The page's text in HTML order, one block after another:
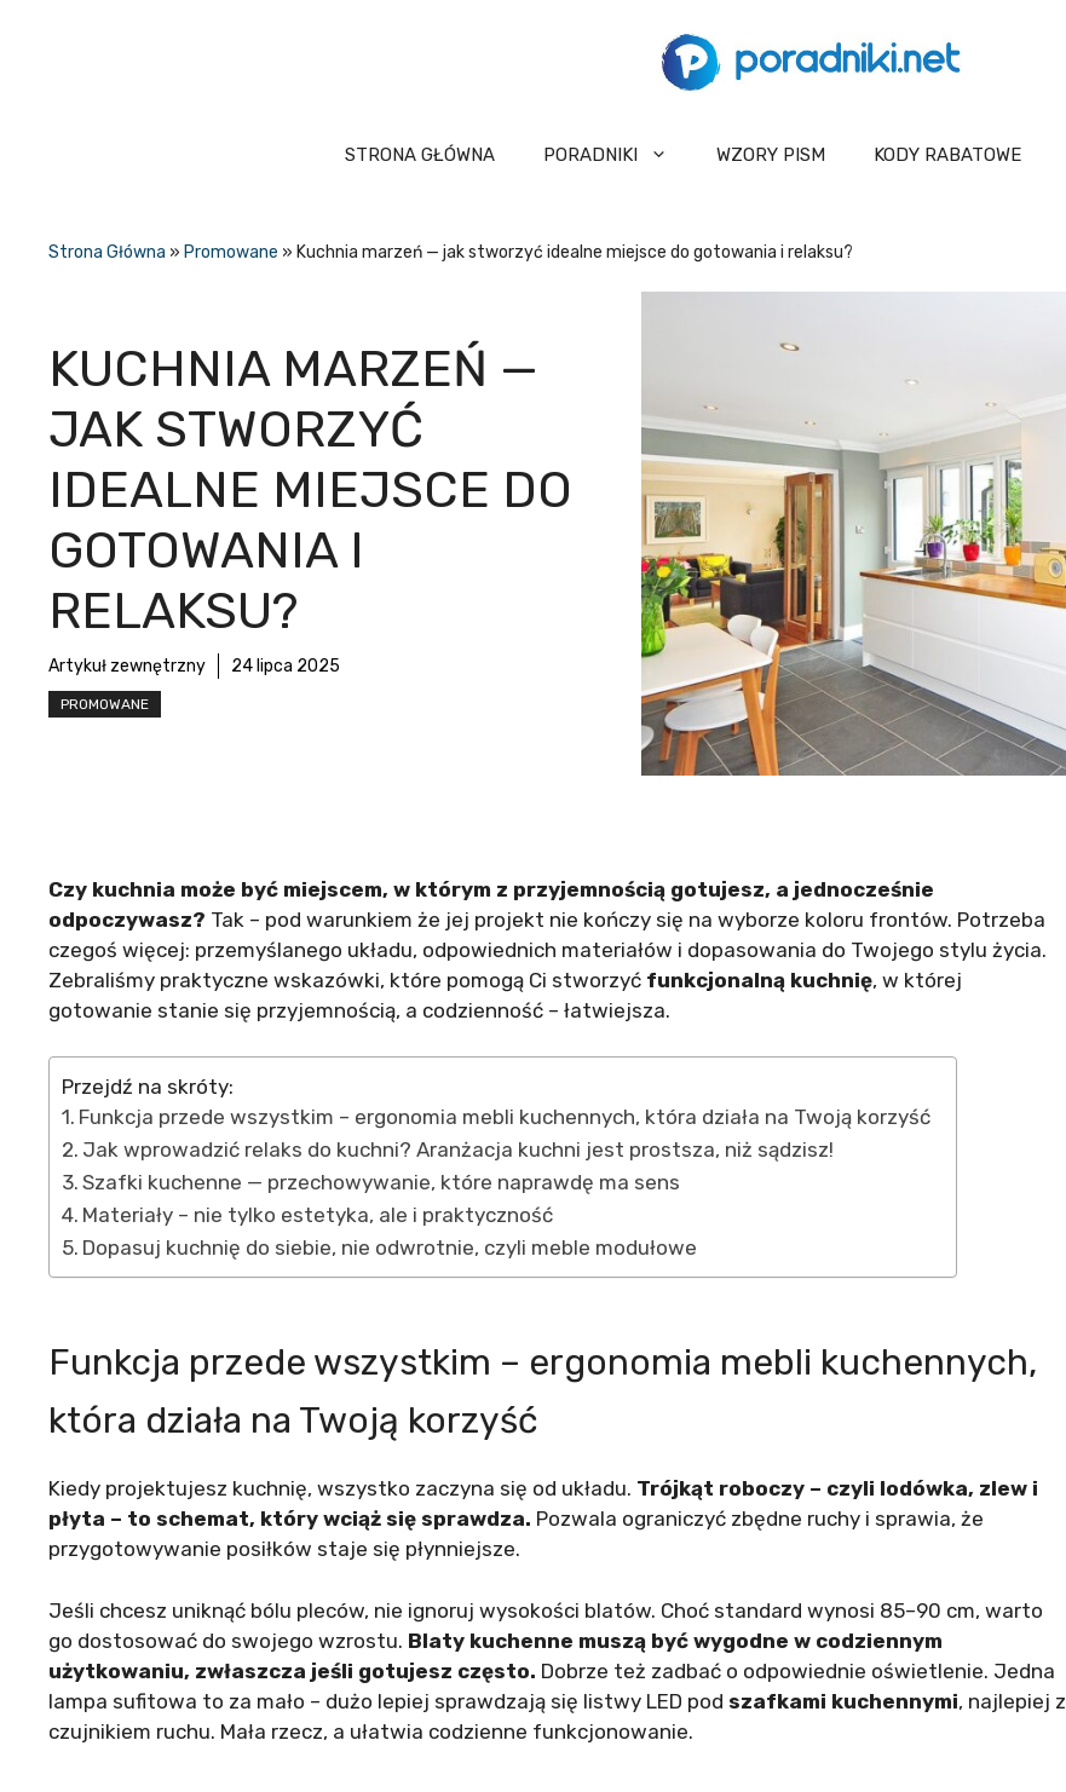
STRONA GŁÓWNA PORADNIKI WZORY PISM KODY RABATOWE
Strona Główna » Promowane » Kuchnia marzeń — jak stworzyć idealne miejsce do gotowania i relaksu?
KUCHNIA MARZEŃ —
JAK STWORZYĆ
IDEALNE MIEJSCE DO
GOTOWANIA I
RELAKSU?
Artykuł zewnętrzny 24 lipca 2025
PROMOWANE
Czy kuchnia może być miejscem, w którym z przyjemnością gotujesz, a jednocześnie
odpoczywasz? Tak – pod warunkiem że jej projekt nie kończy się na wyborze koloru frontów. Potrzeba
czegoś więcej: przemyślanego układu, odpowiednich materiałów i dopasowania do Twojego stylu życia.
Zebraliśmy praktyczne wskazówki, które pomogą Ci stworzyć funkcjonalną kuchnię, w której
gotowanie stanie się przyjemnością, a codzienność – łatwiejsza.
Przejdź na skróty:
Funkcja przede wszystkim – ergonomia mebli kuchennych, która działa na Twoją korzyść
Jak wprowadzić relaks do kuchni? Aranżacja kuchni jest prostsza, niż sądzisz!
Szafki kuchenne — przechowywanie, które naprawdę ma sens
Materiały – nie tylko estetyka, ale i praktyczność
Dopasuj kuchnię do siebie, nie odwrotnie, czyli meble modułowe
Funkcja przede wszystkim – ergonomia mebli kuchennych,
która działa na Twoją korzyść
Kiedy projektujesz kuchnię, wszystko zaczyna się od układu. Trójkąt roboczy – czyli lodówka, zlew i
płyta – to schemat, który wciąż się sprawdza. Pozwala ograniczyć zbędne ruchy i sprawia, że
przygotowywanie posiłków staje się płynniejsze.
Jeśli chcesz uniknąć bólu pleców, nie ignoruj wysokości blatów. Choć standard wynosi 85–90 cm, warto
go dostosować do swojego wzrostu. Blaty kuchenne muszą być wygodne w codziennym
użytkowaniu, zwłaszcza jeśli gotujesz często. Dobrze też zadbać o odpowiednie oświetlenie. Jedna
lampa sufitowa to za mało – dużo lepiej sprawdzają się listwy LED pod szafkami kuchennymi, najlepiej z
czujnikiem ruchu. Mała rzecz, a ułatwia codzienne funkcjonowanie.